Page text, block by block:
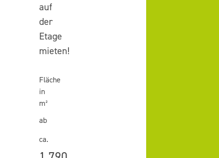
auf
der
Etage
mieten!
Fläche
in
m²
ab
ca.